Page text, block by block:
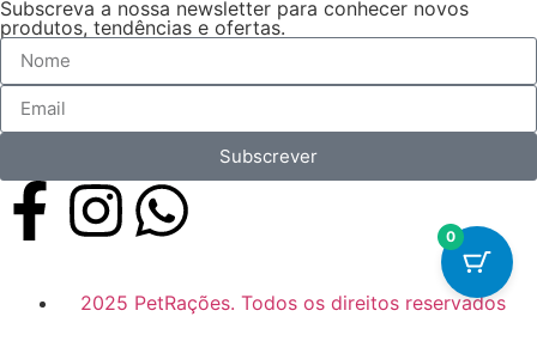
Subscreva a nossa newsletter para conhecer novos
produtos, tendências e ofertas.
Subscrever
2025 PetRações. Todos os direitos reservados
0